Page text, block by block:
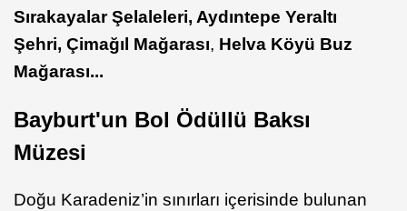
Sırakayalar Şelaleleri, Aydıntepe Yeraltı
Şehri, Çimağıl Mağarası, Helva Köyü Buz
Mağarası...
Bayburt'un Bol Ödüllü Baksı
Müzesi
Doğu Karadeniz’in sınırları içerisinde bulunan